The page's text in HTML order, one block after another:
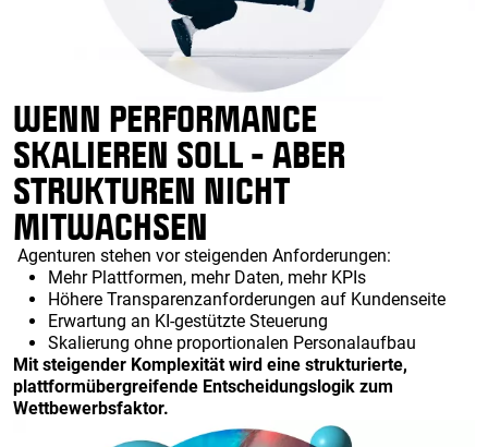
WENN PERFORMANCE
SKALIEREN SOLL - ABER
STRUKTUREN NICHT
MITWACHSEN
Agenturen stehen vor steigenden Anforderungen:
Mehr Plattformen, mehr Daten, mehr KPIs
Höhere Transparenzanforderungen auf Kundenseite
Erwartung an KI-gestützte Steuerung
Skalierung ohne proportionalen Personalaufbau
Mit steigender Komplexität wird eine strukturierte,
plattformübergreifende Entscheidungslogik zum
Wettbewerbsfaktor.